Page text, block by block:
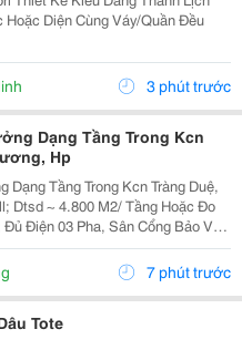
Diện Cùng Váy/Quần Đều
3 phút trước
Dạng Tầng Trong Kcn
Hp
Dạng Tầng Trong Kcn Tràng Duệ,
Dtsd ~ 4.800 M2/ Tầng Hoặc Đo
Điện 03 Pha, Sân Cổng Bảo Vệ,
&Bull; Giá Chào Thuê 5.25
7 phút trước
Tote